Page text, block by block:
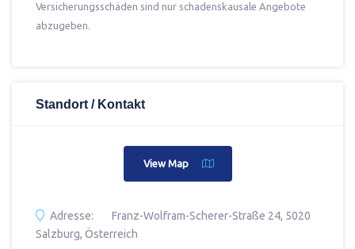
Versicherungsschäden sind nur schadenskausale Angebote
abzugeben.
Standort / Kontakt
View Map
Adresse:
Franz-Wolfram-Scherer-Straße 24, 5020
Salzburg, Österreich